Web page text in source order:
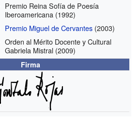
Premio Reina Sofía de Poesía
Iberoamericana (1992)
Premio Miguel de Cervantes (2003)
Orden al Mérito Docente y Cultural
Gabriela Mistral (2009)
Firma